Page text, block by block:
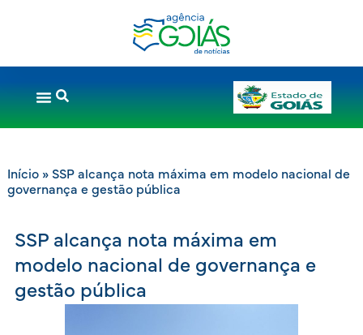
Início» SSP alcança nota máxima em modelo nacional de
governança e gestão pública
SSP alcança nota máxima em
modelo nacional de governança e
gestão pública